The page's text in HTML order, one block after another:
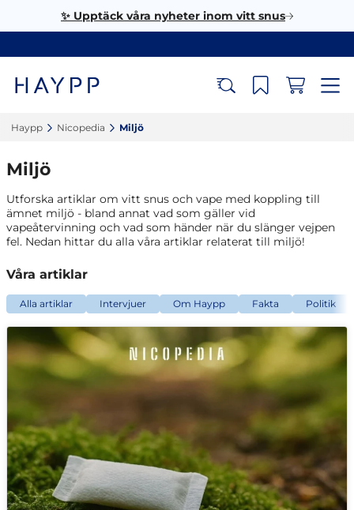
✨ Upptäck våra nyheter inom vitt snus
Haypp‎ Nicopedia‎ Miljö‎
Miljö
Utforska artiklar om vitt snus och vape med koppling till
ämnet miljö - bland annat vad som gäller vid
vapeåtervinning och vad som händer när du slänger vejpen
fel. Nedan hittar du alla våra artiklar relaterat till miljö!
Våra artiklar
Alla artiklar Intervjuer Om Haypp Fakta Politik